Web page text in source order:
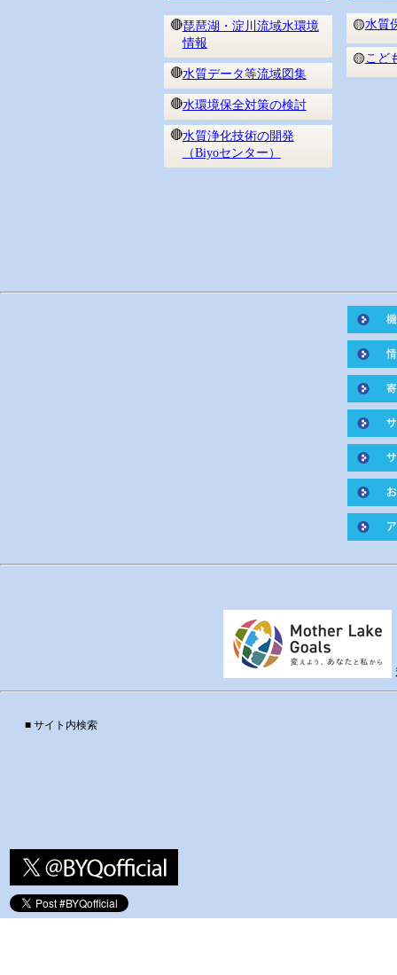
🔴琵琶湖・淀川流域水環境
情報
🔴水質データ等流域図集
🔴水環境保全対策の検討
🔴水質浄化技術の開発
（Biyoセンター）
🟡水質
🟡こど
■ サイト内検索